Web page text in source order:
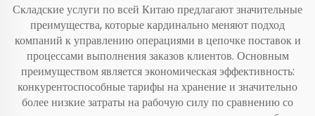
Складские услуги по всей Китаю предлагают значительные
преимущества, которые кардинально меняют подход
компаний к управлению операциями в цепочке поставок и
процессами выполнения заказов клиентов. Основным
преимуществом является экономическая эффективность:
конкурентоспособные тарифы на хранение и значительно
более низкие затраты на рабочую силу по сравнению со